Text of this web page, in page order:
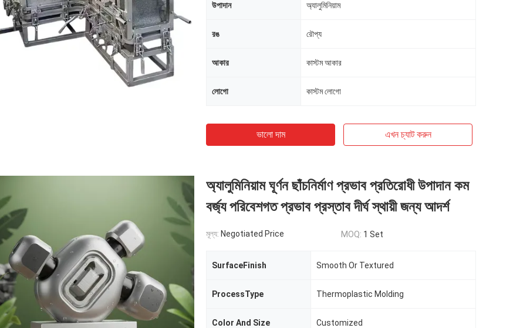
উপাদান অ্যালুমিনিয়াম
রঙ রৌপ্য
আকার কাস্টম আকার
লোগো কাস্টম লোগো
ভালো দাম এখন চ্যাট করুন
অ্যালুমিনিয়াম ঘূর্ণন ছাঁচনির্মাণ প্রভাব প্রতিরোধী উপাদান কম
বর্জ্য পরিবেশগত প্রভাব প্রস্তাব দীর্ঘ স্থায়ী জন্য আদর্শ
মূল্য: Negotiated Price MOQ: 1 Set
SurfaceFinish Smooth Or Textured
ProcessType Thermoplastic Molding
Color And Size Customized